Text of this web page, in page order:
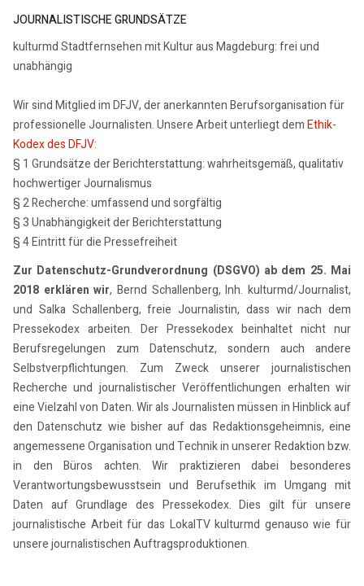
JOURNALISTISCHE GRUNDSÄTZE
kulturmd Stadtfernsehen mit Kultur aus Magdeburg: frei und
unabhängig
Wir sind Mitglied im DFJV, der anerkannten Berufsorganisation für
professionelle Journalisten. Unsere Arbeit unterliegt demEthik-
Kodex des DFJV:
§ 1 Grundsätze der Berichterstattung: wahrheitsgemäß, qualitativ
hochwertiger Journalismus
§ 2 Recherche: umfassend und sorgfältig
§ 3 Unabhängigkeit der Berichterstattung
§ 4 Eintritt für die Pressefreiheit
Zur Datenschutz-Grundverordnung (DSGVO) ab dem 25. Mai
2018 erklären wir, Bernd Schallenberg, Inh. kulturmd/Journalist,
und Salka Schallenberg, freie Journalistin, dass wir nach dem
Pressekodex arbeiten. Der Pressekodex beinhaltet nicht nur
Berufsregelungen zum Datenschutz, sondern auch andere
Selbstverpflichtungen. Zum Zweck unserer journalistischen
Recherche und journalistischer Veröffentlichungen erhalten wir
eine Vielzahl von Daten. Wir als Journalisten müssen in Hinblick auf
den Datenschutz wie bisher auf das Redaktionsgeheimnis, eine
angemessene Organisation und Technik in unserer Redaktion bzw.
in den Büros achten. Wir praktizieren dabei besonderes
Verantwortungsbewusstsein und Berufsethik im Umgang mit
Daten auf Grundlage des Pressekodex. Dies gilt für unsere
journalistische Arbeit für das LokalTV kulturmd genauso wie für
unsere journalistischen Auftragsproduktionen.